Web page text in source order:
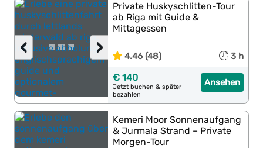
›
‹
Private Huskyschlitten-Tour
ab Riga mit Guide &
Mittagessen
4.46 (48) 3 h
Ansehen
€ 140
Jetzt buchen & später
bezahlen
Kemeri Moor Sonnenaufgang
& Jurmala Strand – Private
Morgen-Tour